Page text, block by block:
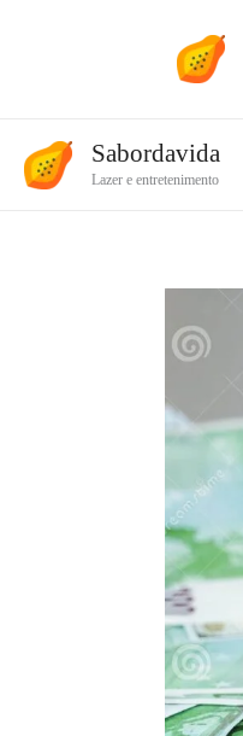
Sabordavida
Lazer e entretenimento